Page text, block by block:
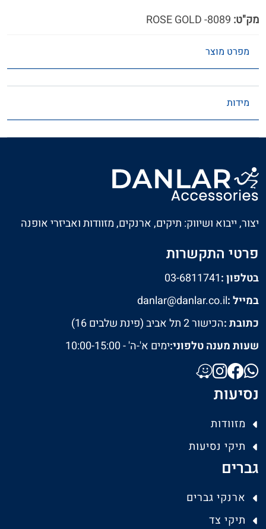
מק"ט:
מפרט מוצר
מידות
יצור, ייבוא ושיווק: תיקים, ארנקים, מזוודות ואביזרי אופנה
פרטי התקשרות
בטלפון :03-6811741
במייל :danlar@danlar.co.il
כתובת :הכישור 2 תל אביב (פינת שלבים 16)
שעות מענה טלפוני:ימים א'-ה' - 10:00-15:00
נסיעות
מזוודות
תיקי נסיעות
גברים
ארנקי גברים
תיקי צד